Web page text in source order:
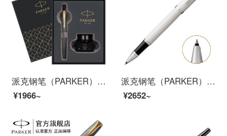
派克钢笔（PARKER）派克威雅XL墨水礼盒 签字笔商务送礼 学生钢笔练字 生日礼物 礼品笔免费刻字 威雅XL经典黑金夹墨水笔+礼盒
¥1966~
派克钢笔（PARKER）新款IM宝珠笔 派克笔商务送礼 签字笔送女友礼品笔 生日礼品 IM纯白白夹宝珠笔
¥2652~